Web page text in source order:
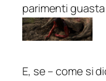
parimenti
E, se – come si